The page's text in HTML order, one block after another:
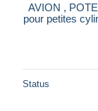
Wohnsitz
Weltweit
AVION ,
pour petites
Status